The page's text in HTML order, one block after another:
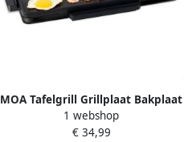
MOA Tafelgrill Grillplaat Bakplaat
Teppanyaki Elektrisch 56 x 30 cm
Regelbare Thermostaat Anti-
1 webshop
€ 34,99